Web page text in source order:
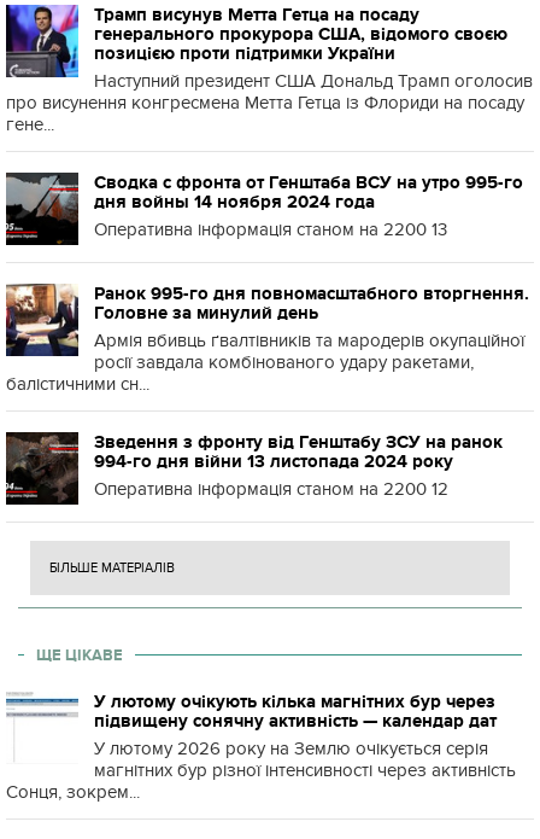
Трамп висунув Метта Гетца на посаду
генерального прокурора США, відомого своєю
позицією проти підтримки України
Наступний президент США Дональд Трамп оголосив
про висунення конгресмена Метта Гетца із Флориди на посаду
гене...
Сводка с фронта от Генштаба ВСУ на утро 995-го
дня войны 14 ноября 2024 года
Оперативна інформація станом на 2200 13
Ранок 995-го дня повномасштабного вторгнення.
Головне за минулий день
Армія вбивць ґвалтівників та мародерів окупаційної
росії завдала комбінованого удару ракетами,
балістичними сн...
Зведення з фронту від Генштабу ЗСУ на ранок
994-го дня війни 13 листопада 2024 року
Оперативна інформація станом на 2200 12
БІЛЬШЕ МАТЕРІАЛІВ
ЩЕ ЦІКАВЕ
У лютому очікують кілька магнітних бур через
підвищену сонячну активність — календар дат
У лютому 2026 року на Землю очікується серія
магнітних бур різної інтенсивності через активність
Сонця, зокрем...